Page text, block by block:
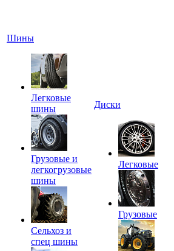
Шины
Легковые
шины
Грузовые и
легкогрузовые
шины
Сельхоз и
спец шины
Диски
Легковые
Грузовые